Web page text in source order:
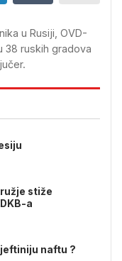
u Rusiji, OVD-
38 ruskih gradova
stiže
a
jeftiniju naftu ?